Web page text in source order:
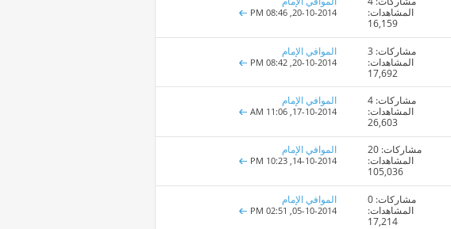
المشاهدات:
16,159
20-10-2014,
08:46 PM
مشاركات: 3
المشاهدات:
17,692
الموافي الإمام
20-10-2014,
08:42 PM
مشاركات: 4
المشاهدات:
26,603
الموافي الإمام
17-10-2014,
11:06 AM
مشاركات: 20
المشاهدات:
105,036
الموافي الإمام
14-10-2014,
10:23 PM
مشاركات: 0
المشاهدات:
17,214
الموافي الإمام
05-10-2014,
02:51 PM